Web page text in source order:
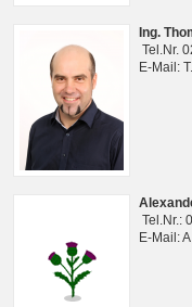
Ing.
Tel.Nr.
E-Mail:
Tel.Nr.:
E-Mail: